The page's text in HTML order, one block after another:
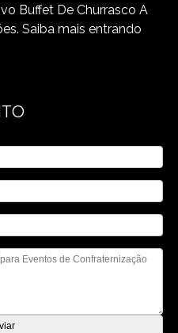
Buffet De Churrasco A
Saiba mais entrando